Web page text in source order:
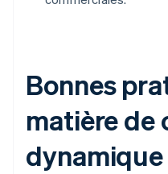
Bonnes
matière de